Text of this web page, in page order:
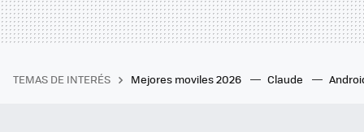
TEMAS DE INTERÉS Mejores moviles 2026 Claude